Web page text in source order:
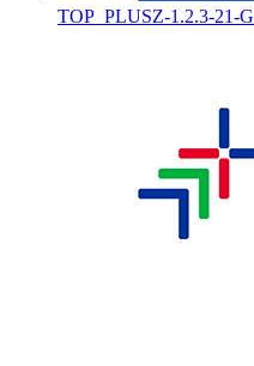
TOP_PLUSZ-1.2.3-21-